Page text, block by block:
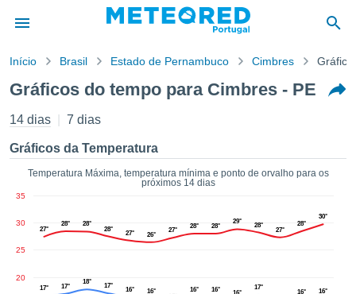
da
foi
por
para
que as
a este
e
Início Brasil Estado de Pernambuco Cimbres
Gráficos do tempo para Cimbres - PE
14 dias 7 dias
Gráficos da Temperatura
Temperatura Máxima, temperatura mínima e ponto de orvalho para os
próximos 14 dias
20
25
30
35
27°
28° 28°
28°
27° 26°
27°
28° 28°
29°
28°
27°
28°
30°
17° 17°
18°
17°
16° 16° 16° 16°
17°
16° 16°